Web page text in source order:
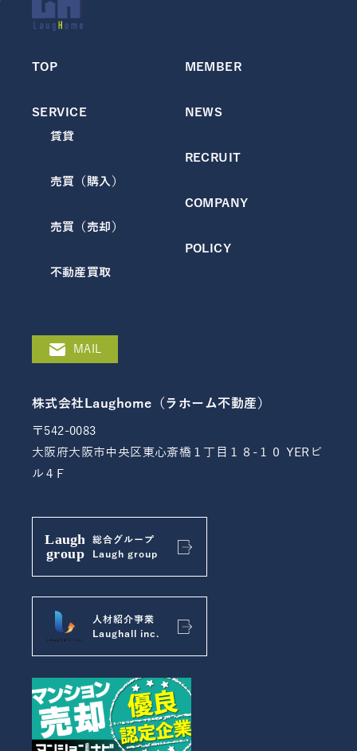
TOP
SERVICE
賃貸
売買（購入）
売買（売却）
不動産買取
MEMBER
NEWS
RECRUIT
COMPANY
POLICY
MAIL
株式会社Laughome（ラホーム不動産）
〒542-0083
大阪府大阪市中央区東心斎橋１丁目１８-１０ YERビ
ル４F
人材紹介事業
Laughall inc.
総合グループ
Laugh group